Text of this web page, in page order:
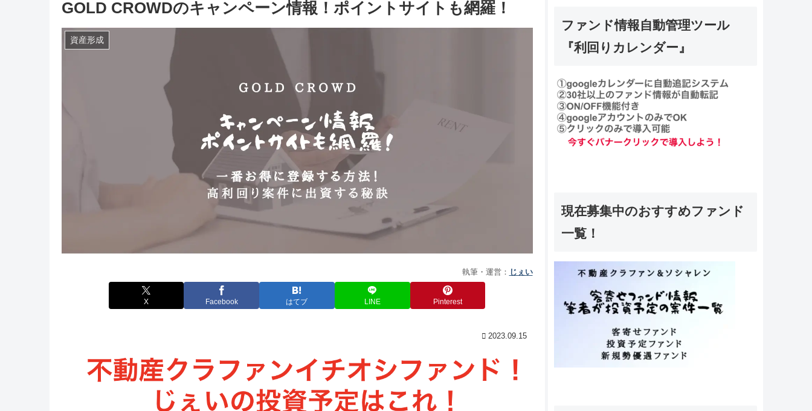
GOLD CROWDのキャンペーン情報！ポイントサイトも網羅！
資産形成
執筆・運営： じぇい
X Facebook はてブ LINE Pinterest
2023.09.15
ファンド情報自動管理ツール
『利回りカレンダー』
現在募集中のおすすめファンド
一覧！